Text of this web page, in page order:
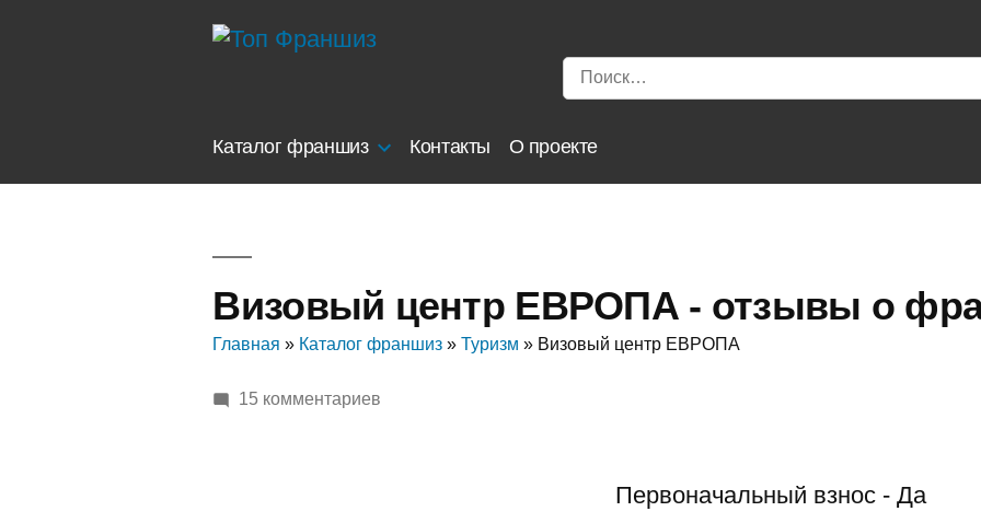
Найти:
Каталог франшиз Контакты О проекте
Визовый центр ЕВРОПА - отзывы о
Главная » Каталог франшиз »Туризм » Визовый центр ЕВРОПА
15 комментариев
Первоначальный взнос - Да